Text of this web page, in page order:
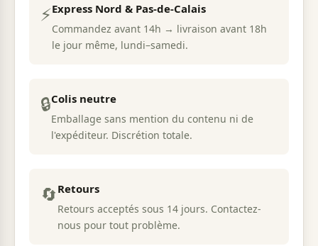
⚡Express Nord & Pas-de-Calais
Commandez avant 14h → livraison avant 18h
le jour même, lundi–samedi.
🔒Colis neutre
Emballage sans mention du contenu ni de
l'expéditeur. Discrétion totale.
🔄 Retours
Retours acceptés sous 14 jours. Contactez-
nous pour tout problème.